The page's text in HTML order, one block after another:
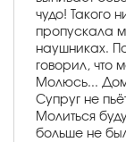
чудо! Такого
пропускала
наушниках.
говорил, что
Молюсь...
Супруг не
Молиться
больше не